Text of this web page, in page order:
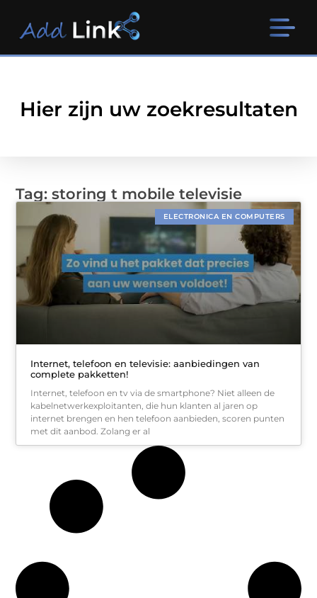
Hier zijn uw zoekresultaten
Tag: storing t mobile televisie
ELECTRONICA EN COMPUTERS
Internet, telefoon en televisie: aanbiedingen van
complete pakketten!
Internet, telefoon en tv via de smartphone? Niet alleen de
kabelnetwerkexploitanten, die hun klanten al jaren op
internet brengen en hen telefoon aanbieden, scoren punten
met dit aanbod. Zolang er al